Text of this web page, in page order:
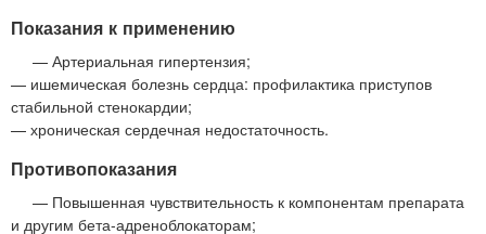
Показания к применению
— Артериальная гипертензия;
— ишемическая болезнь сердца: профилактика приступов
стабильной стенокардии;
— хроническая сердечная недостаточность.
Противопоказания
— Повышенная чувствительность к компонентам препарата
и другим бета-адреноблокаторам;